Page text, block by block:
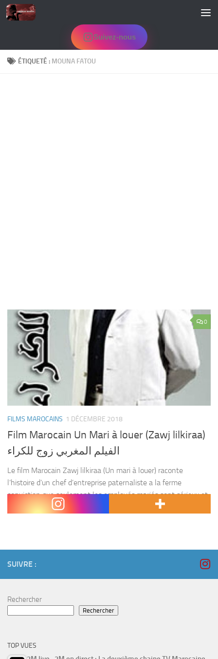
Skip to content
Suivez-nous
ÉTIQUETÉ : MOUNA FATOU
0
FILMS MAROCAINS 1 DÉCEMBRE 2018
Film Marocain Un Mari à louer (Zawj lilkiraa)
الفيلم المغربي زوج للكراء
Le film Marocain Zawj lilkiraa (Un mari à louer) raconte
l’histoire d’un chef d’entreprise paternaliste a la ferme
conviction que seulement les employés mariés sont sérieux et
dignes de confiance. Une jeune cadre prétend...
SUIVRE :
Rechercher
Rechercher
TOP VUES